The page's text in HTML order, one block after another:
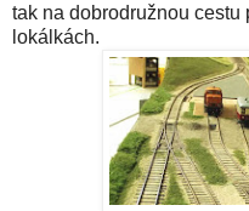
tak na dobrodružnou cestu
lokálkách.